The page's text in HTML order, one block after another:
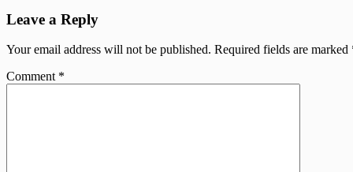
Leave a Reply
Your email address will not be published. Required fields are marked
Comment *